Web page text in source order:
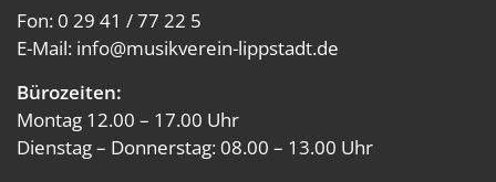
Fon: 0 29 41 / 77 22 5
E-Mail: info@musikverein-lippstadt.de
Bürozeiten:
Montag 12.00 – 17.00 Uhr
Dienstag – Donnerstag: 08.00 – 13.00 Uhr